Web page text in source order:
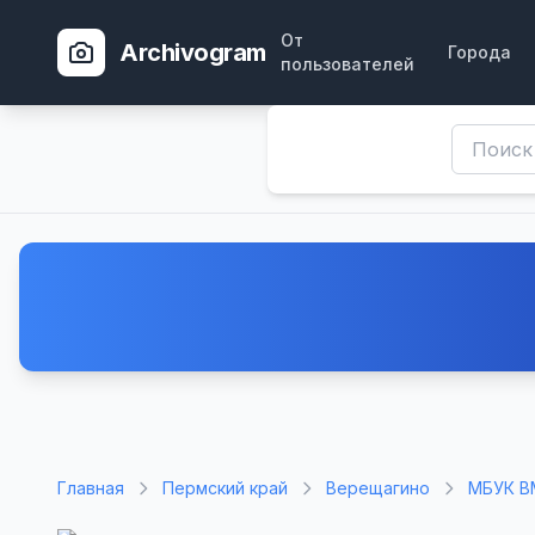
Archivogram
От
пользователей
Города
Главная Пермский край Верещагино МБУК